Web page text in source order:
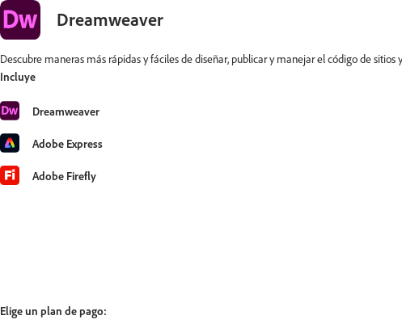
Dreamweaver
Descubre maneras más rápidas y fáciles de diseñar, publicar y manejar el código de
Incluye
Dreamweaver
Adobe Express
Adobe Firefly
Elige un plan de pago: